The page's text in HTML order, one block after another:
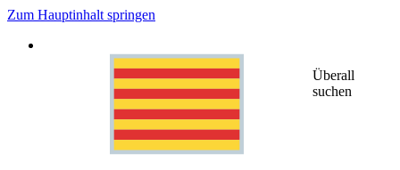
Zum Hauptinhalt springen
Überall
suchen